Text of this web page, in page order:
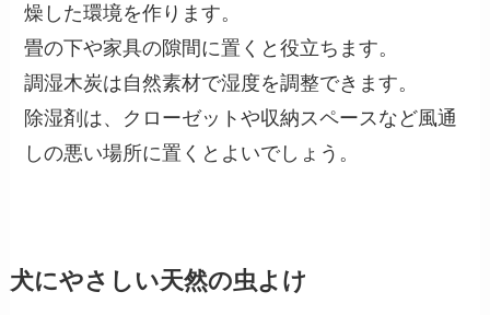
燥した環境を作ります。
畳の下や家具の隙間に置くと役立ちます。
調湿木炭は自然素材で湿度を調整できます。
除湿剤は、クローゼットや収納スペースなど風通
しの悪い場所に置くとよいでしょう。
犬にやさしい天然の虫よけ